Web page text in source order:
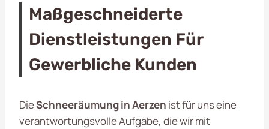
Maßgeschneiderte
Dienstleistungen Für
Gewerbliche Kunden
DieSchneeräumung in Aerzen ist für uns eine
verantwortungsvolle Aufgabe, die wir mit